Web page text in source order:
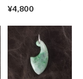
15.2g Itoigawa
¥4,800